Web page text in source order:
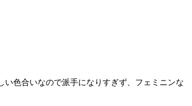
色合いなので派手になりすぎず、フェミニンな